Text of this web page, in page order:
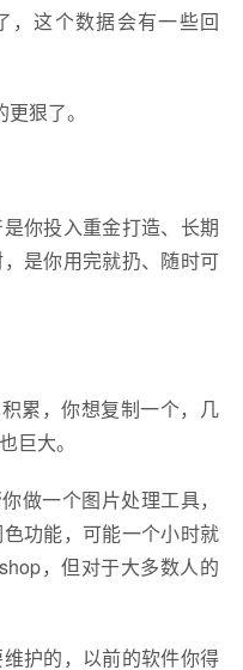
，这个数据会有一些回
狠了。
你投入重金打造、长期
是你用完就扔、随时可
累，你想复制一个，几
巨大。
做一个图片处理工具，
功能，可能一个小时就
，但对于大多数人的
护的，以前的软件你得